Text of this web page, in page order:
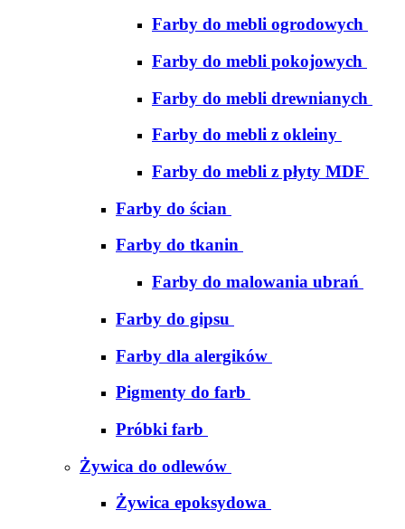
Farby do mebli ogrodowych
Farby do mebli pokojowych
Farby do mebli drewnianych
Farby do mebli z okleiny
Farby do mebli z płyty MDF
Farby do ścian
Farby do tkanin
Farby do malowania ubrań
Farby do gipsu
Farby dla alergików
Pigmenty do farb
Próbki farb
Żywica do odlewów
Żywica epoksydowa